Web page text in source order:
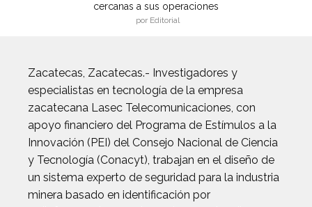
cercanas a sus operaciones
por Editorial
Zacatecas, Zacatecas.- Investigadores y
especialistas en tecnología de la empresa
zacatecana Lasec Telecomunicaciones, con
apoyo financiero del Programa de Estímulos a la
Innovación (PEI) del Consejo Nacional de Ciencia
y Tecnología (Conacyt), trabajan en el diseño de
un sistema experto de seguridad para la industria
minera basado en identificación por